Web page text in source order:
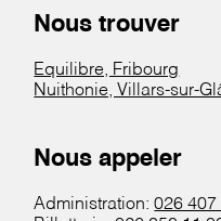
Nous trouver
Equilibre, Fribourg
Nuithonie, Villars-sur-
Nous appeler
Administration:026 407